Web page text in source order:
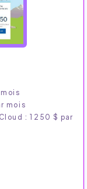
mois
: 1250 $ par